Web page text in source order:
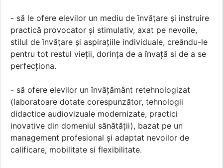
- să le ofere elevilor un mediu de învățare şi instruire
practică provocator şi stimulativ, axat pe nevoile,
stilul de învățare şi aspirațiile individuale, creându-le
pentru tot restul vieții, dorința de a învață si de a se
perfecționa.
- să ofere elevilor un învățământ retehnologizat
(laboratoare dotate corespunzător, tehnologii
didactice audiovizuale modernizate, practici
inovative din domeniul sănătății), bazat pe un
management profesional şi adaptat nevoilor de
calificare, mobilitate si flexibilitate.